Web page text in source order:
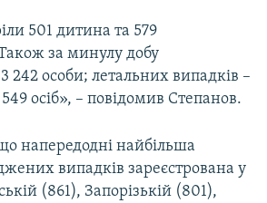
501 дитина та 579
за минулу добу
3 242 особи; летальних випадків –
осіб», – повідомив Степанов.
напередодні найбільша
випадків зареєстрована у
(861), Запорізькій (801),